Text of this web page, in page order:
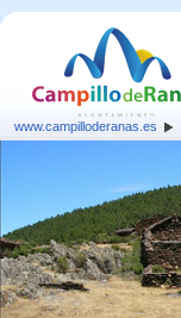
www.campilloderanas.es